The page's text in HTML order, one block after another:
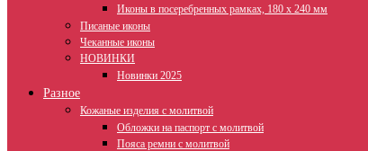
Иконы в посеребренных рамках, 180 х 240 мм
Писаные иконы
Чеканные иконы
НОВИНКИ
Новинки 2025
Разное
Кожаные изделия с молитвой
Обложки на паспорт с молитвой
Пояса ремни с молитвой